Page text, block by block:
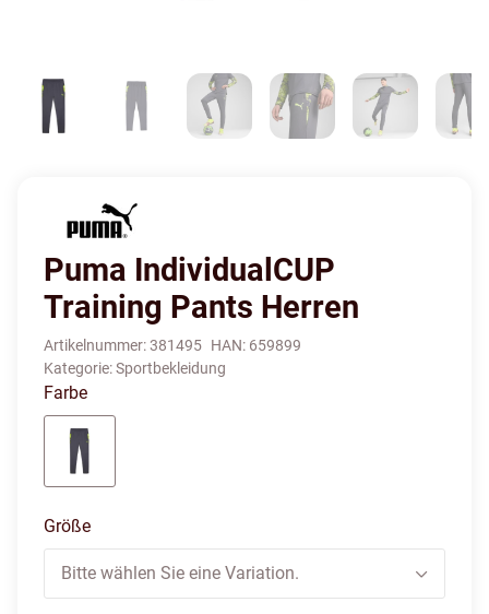
Puma IndividualCUP
Training Pants Herren
Artikelnummer:381495 HAN: 659899
Kategorie:Sportbekleidung
Farbe
Größe
Bitte wählen Sie eine Variation.